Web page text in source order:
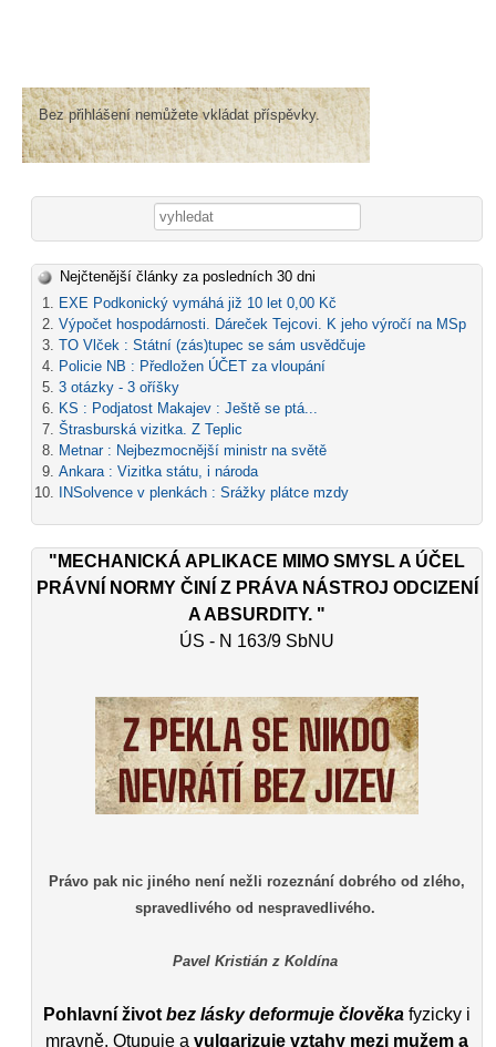
Bez přihlášení nemůžete vkládat příspěvky.
Vyhledávání
Nejčtenější články za posledních 30 dni
EXE Podkonický vymáhá již 10 let 0,00 Kč
Výpočet hospodárnosti. Dáreček Tejcovi. K jeho výročí na MSp
TO Vlček : Státní (zás)tupec se sám usvědčuje
Policie NB : Předložen ÚČET za vloupání
3 otázky - 3 oříšky
KS : Podjatost Makajev : Ještě se ptá...
Štrasburská vizitka. Z Teplic
Metnar : Nejbezmocnější ministr na světě
Ankara : Vizitka státu, i národa
INSolvence v plenkách : Srážky plátce mzdy
"MECHANICKÁ APLIKACE MIMO SMYSL A ÚČEL
PRÁVNÍ NORMY ČINÍ Z PRÁVA NÁSTROJ ODCIZENÍ
A ABSURDITY. "
ÚS - N 163/9 SbNU
Právo pak nic jiného není nežli rozeznání dobrého od zlého,
spravedlivého od nespravedlivého.
Pavel Kristián z Koldína
Pohlavní život bez lásky deformuje člověka fyzicky i
mravně. Otupuje avulgarizuje vztahy mezi mužem a